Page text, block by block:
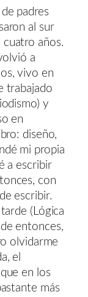
padres
al sur
cuatro años.
a
vivo en
trabajado
y
en
diseño,
mi propia
a escribir
con
escribir.
(Lógica
entonces,
olvidarme
el
en los
más